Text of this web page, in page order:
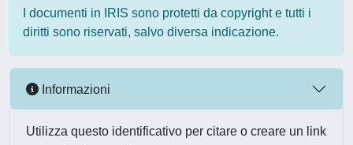
I documenti in IRIS sono protetti da copyright e tutti i
diritti sono riservati, salvo diversa indicazione.
Informazioni
Utilizza questo identificativo per citare o creare un link